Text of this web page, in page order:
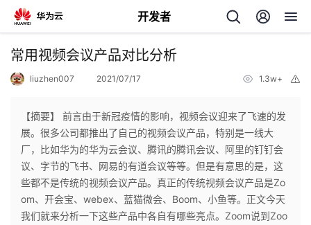
开发者
返
个
人
我
常用视频会议产品对比分析
liuzhen007 2021/07/17 1.3w+
【摘要】 前言由于新冠疫情的影响，视频会议迎来了飞速的发
展。很多公司都推出了自己的视频会议产品，特别是一线大
厂，比如华为的华为云会议、腾讯的腾讯会议、阿里的钉钉会
议、字节的飞书、网易的有道会议等等。但是有意思的是，这
些都不是传统的视频会议产品。真正的传统视频会议产品是Zo
om、开会宝、webex、蓝猫微会、Boom、小鱼等。正文今天
我们就来分析一下这些产品中各自有哪些亮点。Zoom说到Zoo